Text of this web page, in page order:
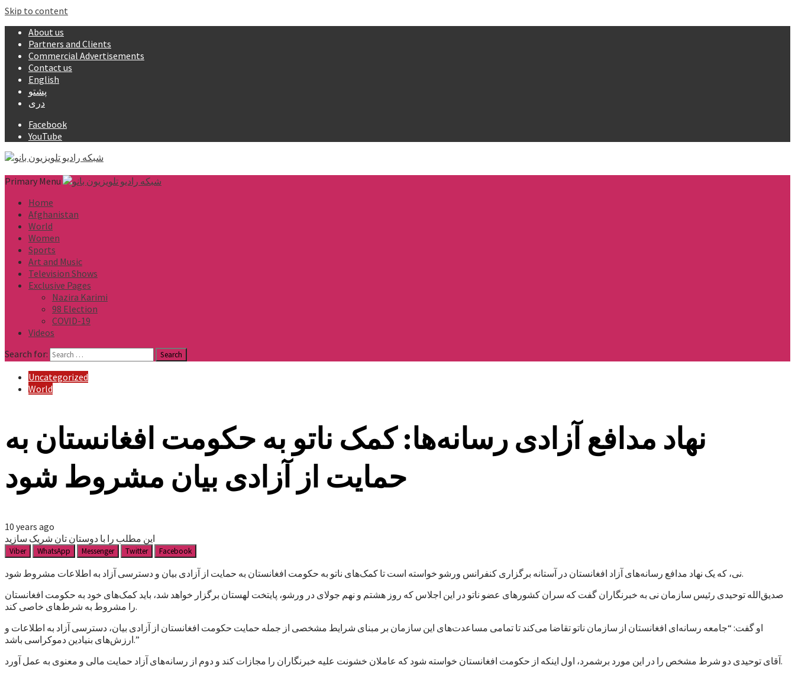
Skip to content
About us
Partners and Clients
Commercial Advertisements
Contact us
English
پشتو
دری
Facebook
YouTube
Primary Menu
Home
Afghanistan
World
Women
Sports
Art and Music
Television Shows
Exclusive Pages
Nazira Karimi
98 Election
COVID-19
Videos
Search for:
Uncategorized
World
نهاد مدافع آزادی رسانه‌ها: کمک ناتو به حکومت افغانستان به
حمایت از آزادی بیان مشروط شود
10 years ago
این مطلب را با دوستان تان شریک سازید
Viber WhatsApp Messenger Twitter Facebook
نی، که یک نهاد مدافع رسانه‌های آزاد افغانستان در آستانه برگزاری کنفرانس ورشو خواسته است تا کمک‌های ناتو به حکومت افغانستان به حمایت از آزادی بیان و دسترسی آزاد به اطلاعات مشروط شود.
صدیق‌الله توحیدی رئیس سازمان نی به خبرنگاران گفت که سران کشورهای عضو ناتو در این اجلاس که روز هشتم و نهم جولای در ورشو، پایتخت لهستان برگزار خواهد شد، باید کمک‌های خود به حکومت افغانستان
را مشروط به شرط‌های خاصی کند.
او گفت: “جامعه رسانه‌ای افغانستان از سازمان ناتو تقاضا می‌کند تا تمامی مساعدت‌های این سازمان بر مبنای شرایط مشخصی از جمله حمایت حکومت افغانستان از آزادی بیان، دسترسی آزاد به اطلاعات و
ارزش‌های بنیادین دموکراسی باشد.”
آقای توحیدی دو شرط مشخص را در این مورد برشمرد، اول اینکه از حکومت افغانستان خواسته شود که عاملان خشونت علیه خبرنگاران را مجازات کند و دوم از رسانه‌های آزاد حمایت مالی و معنوی به عمل آورد.